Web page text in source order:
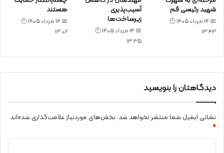
شهید رئیسی قم
📅 14 مرداد 1405 🕙
13:43
آسیب‌پذیری
زیرساخت‌ها
📅 14 مرداد 1405 🕙
13:35
هستند
📅 14 مرداد 1405 🕙
13:02
دیدگاهتان را بنویسید
نشانی ایمیل شما منتشر نخواهد شد. بخش‌های موردنیاز علامت‌گذاری شده‌اند
*